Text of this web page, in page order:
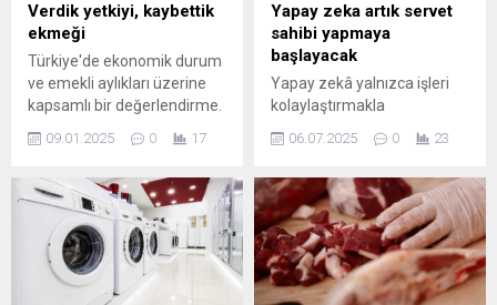
Verdik yetkiyi, kaybettik
ekmeği
Türkiye'de ekonomik durum
ve emekli aylıkları üzerine
kapsamlı bir değerlendirme.
Sosyal güvenlik, enflasyon
etkileri ve emeklilerin yaşam
güncel bilgiler ve analizler.
09.01.2025 0 17
Yapay zeka artık servet
sahibi yapmaya
başlayacak
Yapay zekâ yalnızca işleri
kolaylaştırmakla
kalmayacak, servet
kavramını da kökten
yatırımcı Mark Cuban’a göre,
bu teknoloji henüz gerçek
potansiyelini göstermedi.
06.07.2025 0 23